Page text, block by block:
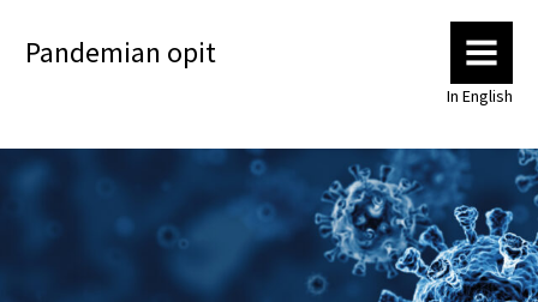
Pandemian opit MENU
In English